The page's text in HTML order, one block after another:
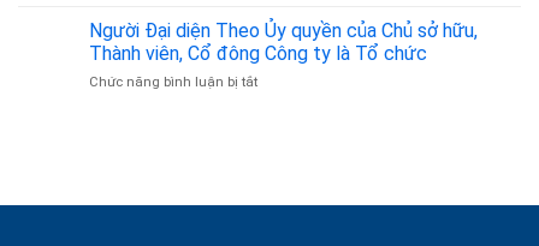
Cổ
phần,
Mua
Phần
Doanh
Hành
Bị
Nghiêm
Người Đại diện Theo Ủy quyền của Chủ sở hữu,
Thành viên, Cổ đông Công ty là Tổ chức
Chức năng bình luận bị tắtở
quyền